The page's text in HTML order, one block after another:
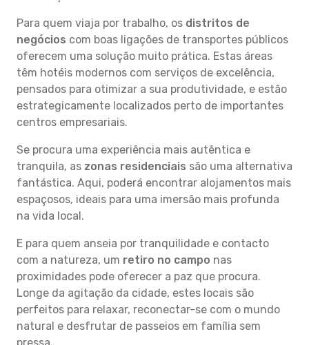
Para quem viaja por trabalho, os distritos de
negócios com boas ligações de transportes públicos
oferecem uma solução muito prática. Estas áreas
têm hotéis modernos com serviços de excelência,
pensados para otimizar a sua produtividade, e estão
estrategicamente localizados perto de importantes
centros empresariais.
Se procura uma experiência mais autêntica e
tranquila, as zonas residenciais são uma alternativa
fantástica. Aqui, poderá encontrar alojamentos mais
espaçosos, ideais para uma imersão mais profunda
na vida local.
E para quem anseia por tranquilidade e contacto
com a natureza, um retiro no campo nas
proximidades pode oferecer a paz que procura.
Longe da agitação da cidade, estes locais são
perfeitos para relaxar, reconectar-se com o mundo
natural e desfrutar de passeios em família sem